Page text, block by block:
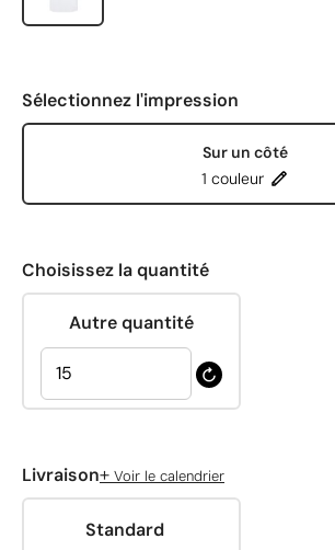
Sélectionnez l'impression
Sur un côté
1 couleur
Choisissez la quantité
Autre quantité
Livraison+ Voir le calendrier
Standard